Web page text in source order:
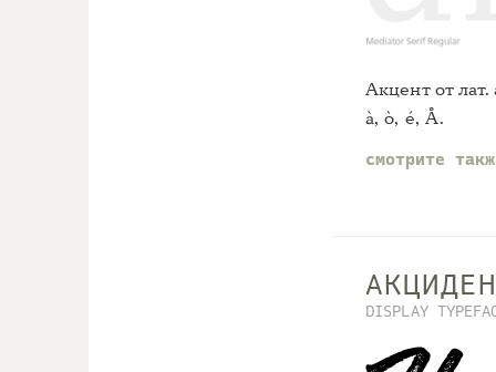
Акцент от
à, ò, é, Å.
смотрите
DISPLAY